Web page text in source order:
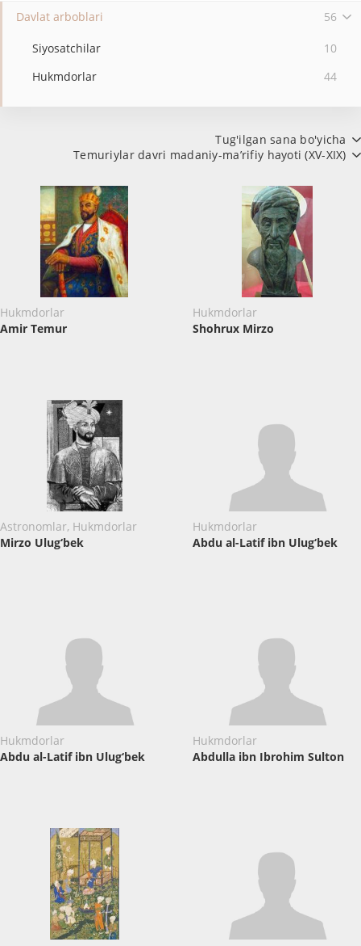
Davlat arboblari 56
Siyosatchilar
10
Hukmdorlar
44
Tug'ilgan sana bo'yicha
Temuriylar davri madaniy-ma’rifiy hayoti (XV-XIX)
Hukmdorlar
Amir Temur
Hukmdorlar
Shohrux Mirzo
Astronomlar, Hukmdorlar
Mirzo Ulug‘bek
Hukmdorlar
Abdu al-Latif ibn Ulug‘bek
Hukmdorlar
Abdu al-Latif ibn Ulug‘bek
Hukmdorlar
Abdulla ibn Ibrohim Sulton